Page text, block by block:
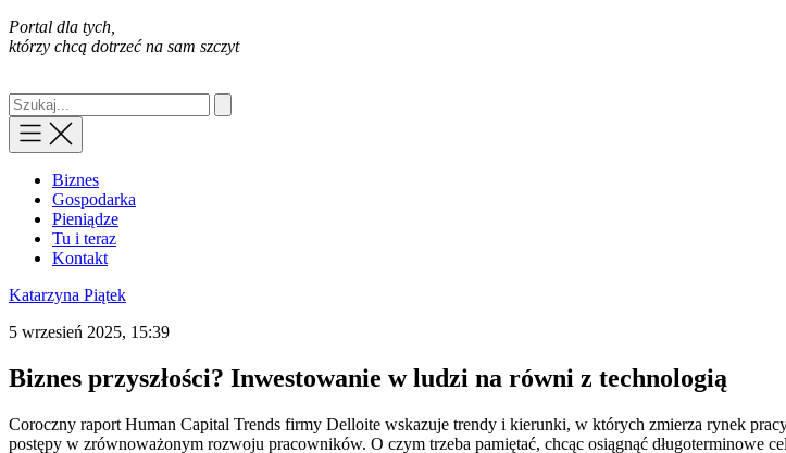
Portal dla tych,
którzy chcą dotrzeć na sam szczyt
Biznes
Gospodarka
Pieniądze
Tu i teraz
Kontakt
Katarzyna Piątek
5 wrzesień 2025, 15:39
Biznes przyszłości? Inwestowanie w ludzi na równi z technologią
Coroczny raport Human Capital Trends firmy Delloite wskazuje trendy i kierunki, w których zmierza rynek
postępy w zrównoważonym rozwoju pracowników. O czym trzeba pamiętać, chcąc osiągnąć długoterminowe